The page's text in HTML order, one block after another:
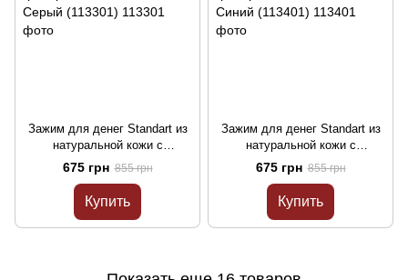
Зажим для денег Standart из
натуральной кожи с
индивидуальной гравировкой
LazerTAC Серый (113301)
675 грн 855 грн
Купить
Зажим для денег Standart из
натуральной кожи с
индивидуальной гравировкой
LazerTAC Синий (113401)
675 грн 855 грн
Купить